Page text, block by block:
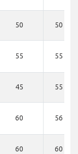
50 50 KM
55 55 KM
45 55 KM
60 56 KM
60 60 KM